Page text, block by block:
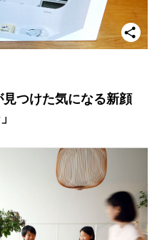
見つけた気になる新顔